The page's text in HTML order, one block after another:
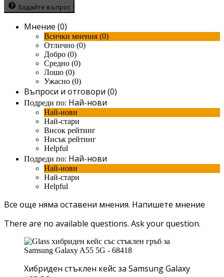
Задайте въпрос
Мнение (0)
Всички мнения (0)
Отлично (0)
Добро (0)
Средно (0)
Лошо (0)
Ужасно (0)
Въпроси и отговори (0)
Подреди по: Най-нови
Най-нови
Най-стари
Висок рейтинг
Нисък рейтинг
Helpful
Подреди по: Най-нови
Най-нови
Най-стари
Helpful
Все още няма оставени мнения. Напишете мнение
There are no available questions. Ask your question.
Хибриден стъклен кейс за Samsung Galaxy